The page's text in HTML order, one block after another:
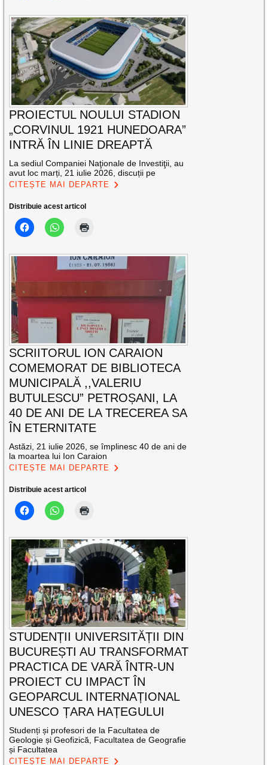
PROIECTUL NOULUI STADION
„CORVINUL 1921 HUNEDOARA”
INTRĂ ÎN LINIE DREAPTĂ
La sediul Companiei Naţionale de Investiţii, au
avut loc marți, 21 iulie 2026, discuții pe
CITEȘTE MAI DEPARTE
Distribuie acest articol
SCRIITORUL ION CARAION
COMEMORAT DE BIBLIOTECA
MUNICIPALĂ ,,VALERIU
BUTULESCU” PETROȘANI, LA
40 DE ANI DE LA TRECEREA SA
ÎN ETERNITATE
Astăzi, 21 iulie 2026, se împlinesc 40 de ani de
la moartea lui Ion Caraion
CITEȘTE MAI DEPARTE
Distribuie acest articol
STUDENȚII UNIVERSITĂȚII DIN
BUCUREȘTI AU TRANSFORMAT
PRACTICA DE VARĂ ÎNTR-UN
PROIECT CU IMPACT ÎN
GEOPARCUL INTERNAȚIONAL
UNESCO ȚARA HAȚEGULUI
Studenți și profesori de la Facultatea de
Geologie și Geofizică, Facultatea de Geografie
și Facultatea
CITEȘTE MAI DEPARTE